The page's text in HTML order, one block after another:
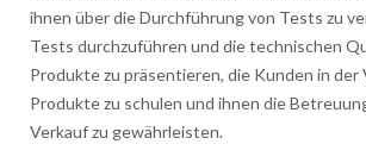
ihnen über die Durchführung von Tests zu
Tests durchzuführen und die technischen
Produkte zu präsentieren, die Kunden in der
Produkte zu schulen und ihnen die
Verkauf zu gewährleisten.